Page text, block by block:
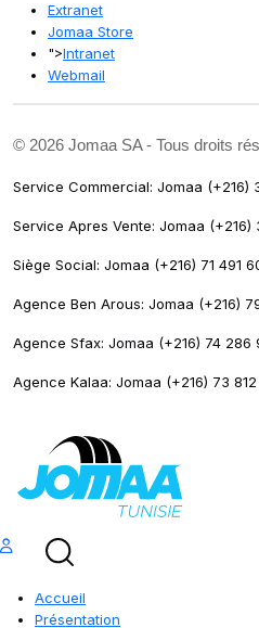
Extranet
Jomaa Store
">Intranet
Webmail
© 2026 Jomaa SA - Tous droits
Service Commercial: Jomaa (+216)
Service Apres Vente: Jomaa (+216)
Siège Social: Jomaa (+216) 71 491
Agence Ben Arous: Jomaa (+216)
Agence Sfax: Jomaa (+216) 74 286
Agence Kalaa: Jomaa (+216) 73 812
Accueil
Présentation